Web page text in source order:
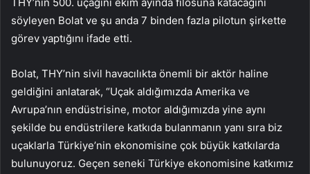
söyleyen Bolat ve şu anda 7 binden fazla pilotun şirkette
görev yaptığını ifade etti.
Bolat, THY’nin sivil havacılıkta önemli bir aktör haline
geldiğini anlatarak, “Uçak aldığımızda Amerika ve
Avrupa’nın endüstrisine, motor aldığımızda yine aynı
şekilde bu endüstrilere katkıda bulanmanın yanı sıra biz
uçaklarla Türkiye’nin ekonomisine çok büyük katkılarda
bulunuyoruz. Geçen seneki Türkiye ekonomisine katkımız